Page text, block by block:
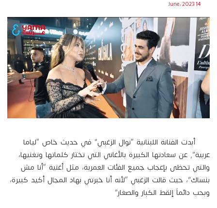
14 June، 2023
أبدت الفنانة اللبنانية “نوال الزغبي” في حديث خاص “لياما
عربية”, عن سعادتها الكبيرة بالأغاني التي تختار كلماتها وتغنيها،
والتي تحظى بإعجاب جميع الفئات العمرية، مثل أغنية “أنا مش
بنساك”، حيث قالت الزغبي “لأنه أنا خبرتي بهاد المجال أكيد كبيرة،
وبحب دائماً إلقط الكبار والصغار”